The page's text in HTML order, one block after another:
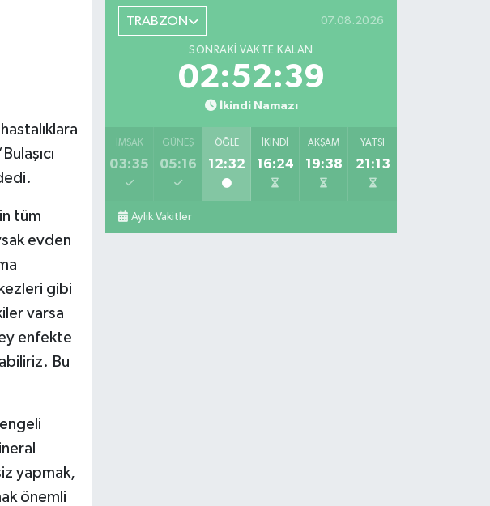
tüm
evden
gibi
varsa
enfekte
Bu
yapmak,
önemli
TRABZON 07.08.2026
SONRAKI VAKTE KALAN
02:52:38
İkindi Namazı
İMSAK
03:35
GÜNEŞ
05:16
ÖĞLE
12:32
İKINDI
16:24
AKŞAM
19:38
YATSI
21:13
Aylık Vakitler